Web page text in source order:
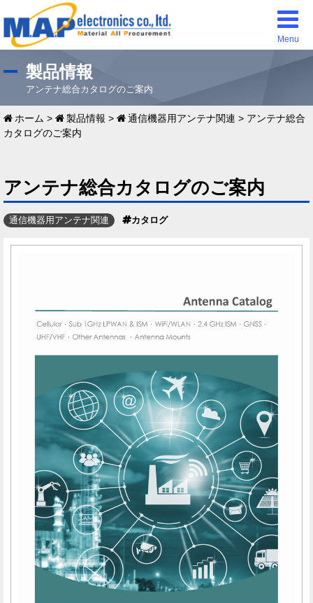
Menu
製品情報
アンテナ総合カタログのご案内
ホーム > 製品情報 > 通信機器用アンテナ関連 > アンテナ総合
カタログのご案内
アンテナ総合カタログのご案内
通信機器用アンテナ関連 カタログ